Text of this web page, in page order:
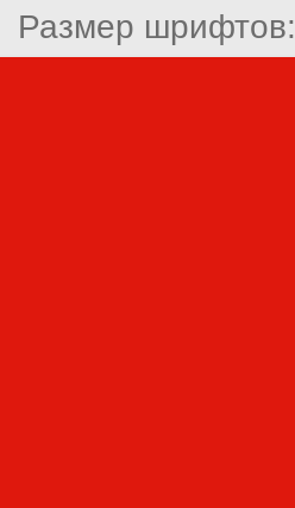
Размер шрифтов: